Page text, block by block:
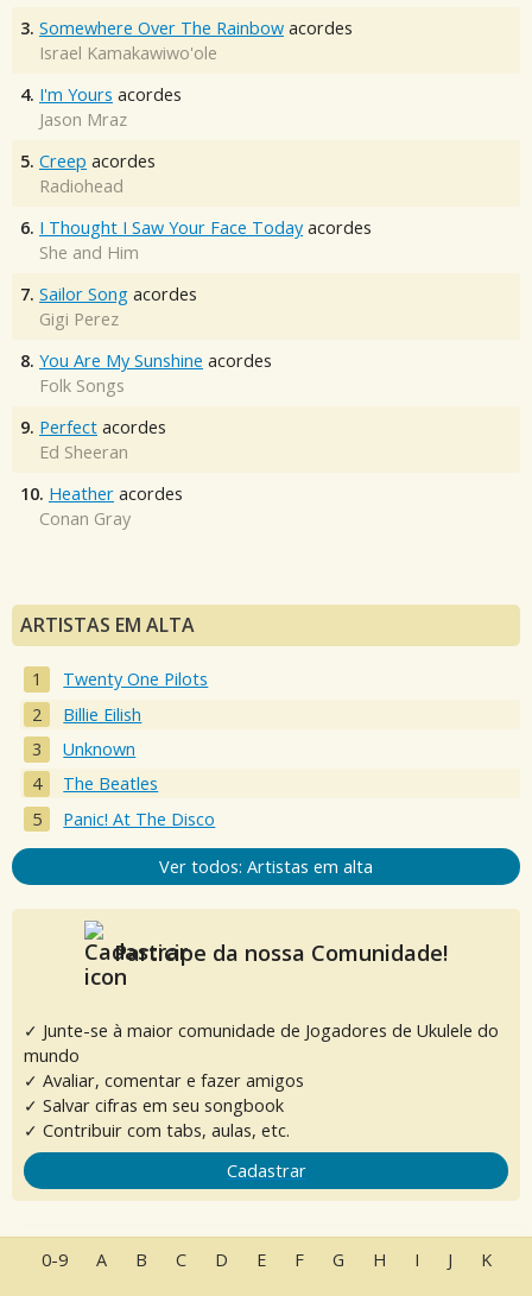
3. Somewhere Over The Rainbow acordes
Israel Kamakawiwo'ole
4. I'm Yours acordes
Jason Mraz
5. Creep acordes
Radiohead
6. I Thought I Saw Your Face Today acordes
She and Him
7. Sailor Song acordes
Gigi Perez
8. You Are My Sunshine acordes
Folk Songs
9. Perfect acordes
Ed Sheeran
10. Heather acordes
Conan Gray
ARTISTAS EM ALTA
Twenty One Pilots
Billie Eilish
Unknown
The Beatles
Panic! At The Disco
Ver todos: Artistas em alta
Participe da nossa Comunidade!
✓ Junte-se à maior comunidade de Jogadores de Ukulele do
mundo
✓ Avaliar, comentar e fazer amigos
✓ Salvar cifras em seu songbook
✓ Contribuir com tabs, aulas, etc.
Cadastrar
0-9 A B C D E F G H I J
K